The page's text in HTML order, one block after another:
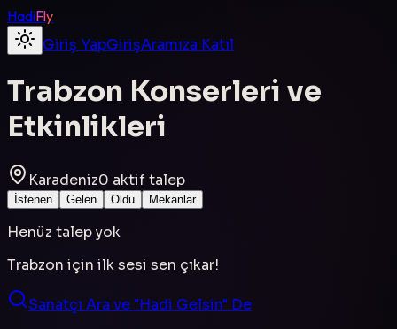
HadiFly
Giriş YapGirişAramıza Katıl
Trabzon Konserleri ve
Etkinlikleri
Karadeniz0 aktif talep
İstenen Gelen Oldu Mekanlar
Henüz talep yok
Trabzon için ilk sesi sen çıkar!
Sanatçı Ara ve "Hadi Gelsin" De